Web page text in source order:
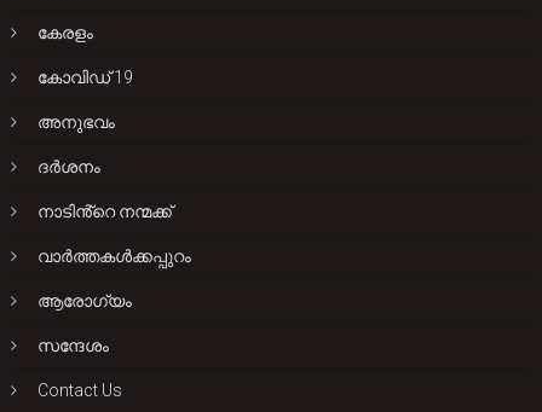
കേരളം
കോവിഡ് 19
അനുഭവം
ദർശനം
നാടിൻ്റെ നന്മക്ക്
വാർത്തകൾക്കപ്പുറം
ആരോഗ്യം
സന്ദേശം
Contact Us